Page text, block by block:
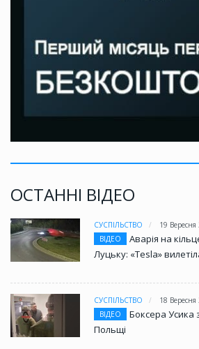
ОСТАННІ ВІДЕО
СУСПІЛЬСТВО
19
ВІДЕО
Аварія на
Луцьку: «Tesla»
СУСПІЛЬСТВО
18
ВІДЕО
Боксера Усика
Польщі